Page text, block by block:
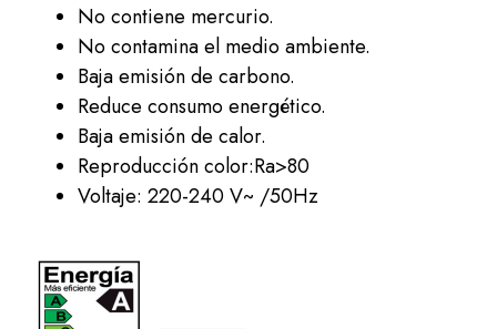
No contiene mercurio.
No contamina el medio ambiente.
Baja emisión de carbono.
Reduce consumo energético.
Baja emisión de calor.
Reproducción color:Ra>80
Voltaje: 220-240 V~ /50Hz